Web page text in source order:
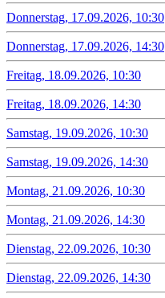
Donnerstag, 17.09.2026, 10:30
Donnerstag, 17.09.2026, 14:30
Freitag, 18.09.2026, 10:30
Freitag, 18.09.2026, 14:30
Samstag, 19.09.2026, 10:30
Samstag, 19.09.2026, 14:30
Montag, 21.09.2026, 10:30
Montag, 21.09.2026, 14:30
Dienstag, 22.09.2026, 10:30
Dienstag, 22.09.2026, 14:30